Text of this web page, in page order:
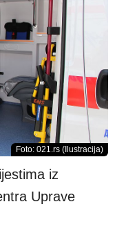
Foto: 021.rs (Ilustracija)
iz
Uprave